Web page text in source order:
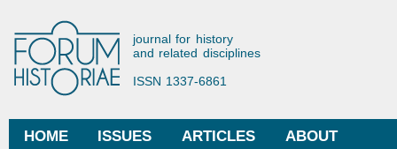
Forum Historiae
journal for history
and related disciplines
ISSN 1337-6861
Main menu
HOME ISSUES ARTICLES ABOUT